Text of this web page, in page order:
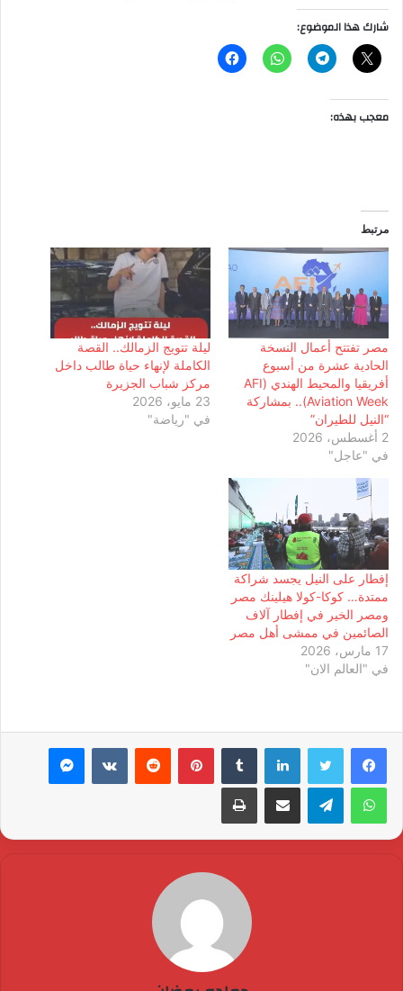
شارك هذا الموضوع:
معجب بهذه:
مرتبط
مصر تفتتح أعمال النسخة
الحادية عشرة من أسبوع
أفريقيا والمحيط الهندي (AFI
Aviation Week).. بمشاركة
“النيل للطيران”
2 أغسطس، 2026
في "عاجل"
ليلة تتويج الزمالك.. القصة
الكاملة لإنهاء حياة طالب داخل
مركز شباب الجزيرة
23 مايو، 2026
في "رياضة"
إفطار على النيل يجسد شراكة
ممتدة… كوكا-كولا هيلينك مصر
ومصر الخير في إفطار آلاف
الصائمين في ممشى أهل مصر
17 مارس، 2026
في "العالم الان"
لينكدإن بينتيريست ماسنجر
واتساب تيلقرام مشاركة عبر البريد طباعة